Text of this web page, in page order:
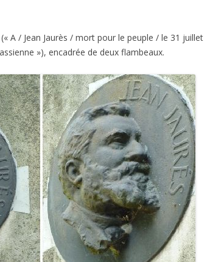
A / Jean Jaurès / mort pour le peuple / le 31 juillet
»), encadrée de deux flambeaux.